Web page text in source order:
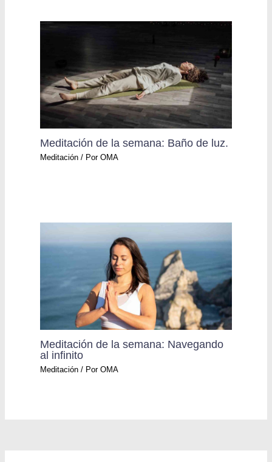
Meditación de la semana: Baño de luz.
Meditación / PorOMA
Meditación de la semana: Navegando
al infinito
Meditación / PorOMA